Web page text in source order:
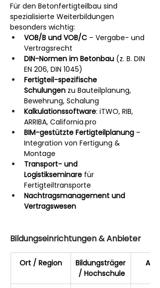
Für den Betonfertigteilbau sind
spezialisierte Weiterbildungen
besonders wichtig:
VOB/B und VOB/C – Vergabe- und
Vertragsrecht
DIN-Normen im Betonbau (z. B. DIN
EN 206, DIN 1045)
Fertigteil-spezifische
Schulungen zu Bauteilplanung,
Bewehrung, Schalung
Kalkulationssoftware: iTWO, RIB,
ARRIBA, California.pro
BIM-gestützte Fertigteilplanung –
Integration von Fertigung &
Montage
Transport- und
Logistikseminare für
Fertigteiltransporte
Nachtragsmanagement und
Vertragswesen
Bildungseinrichtungen & Anbieter
Ort / Region
Bildungsträger
/ Hochschule